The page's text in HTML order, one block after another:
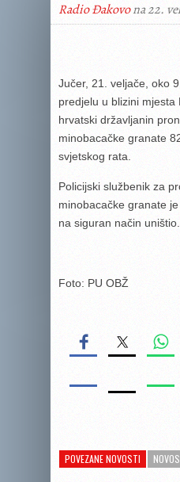
Radio Đakovona 22.
Jučer, 21. veljače, oko
predjelu u blizini mjesta
hrvatski državljanin
minobacačke granate
svjetskog rata.
Policijski službenik za
minobacačke granate
na siguran način uništio.
Foto: PU OBŽ
POVEZANE NOVOSTI